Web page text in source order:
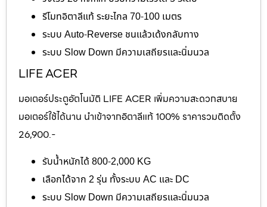
รีโมทอิตาลีแท้ ระยะไกล 70-100 เมตร
ระบบ Auto-Reverse ชนแล้วเด้งกลับทาง
ระบบ Slow Down มีความเสถียรและนิ่มนวล
LIFE ACER
มอเตอร์ประตูอัตโนมัติ LIFE ACER เพิ่มความสะดวกสบาย
มอเตอร์ใช้ได้นาน นำเข้าจากอิตาลีแท้ 100% ราคารวมติดตั้ง
26,900.-
รับน้ำหนักได้ 800-2,000 KG
เลือกได้จาก 2 รุ่น ทั้งระบบ AC และ DC
ระบบ Slow Down มีความเสถียรและนิ่มนวล